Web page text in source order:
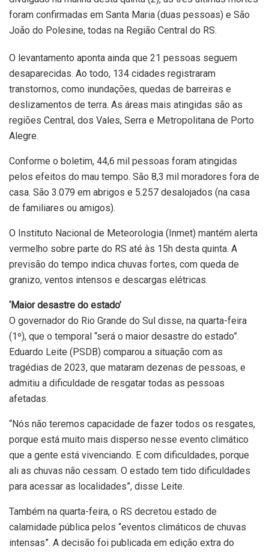
foram confirmadas em Santa Maria (duas pessoas) e São
João do Polesine, todas na Região Central do RS.
O levantamento aponta ainda que 21 pessoas seguem
desaparecidas. Ao todo, 134 cidades registraram
transtornos, como inundações, quedas de barreiras e
deslizamentos de terra. As áreas mais atingidas são as
regiões Central, dos Vales, Serra e Metropolitana de Porto
Alegre.
Conforme o boletim, 44,6 mil pessoas foram atingidas
pelos efeitos do mau tempo. São 8,3 mil moradores fora de
casa. São 3.079 em abrigos e 5.257 desalojados (na casa
de familiares ou amigos).
O Instituto Nacional de Meteorologia (Inmet) mantém alerta
vermelho sobre parte do RS até às 15h desta quinta. A
previsão do tempo indica chuvas fortes, com queda de
granizo, ventos intensos e descargas elétricas.
‘Maior desastre do estado’
O governador do Rio Grande do Sul disse, na quarta-feira
(1º), que o temporal “será o maior desastre do estado”.
Eduardo Leite (PSDB) comparou a situação com as
tragédias de 2023, que mataram dezenas de pessoas, e
admitiu a dificuldade de resgatar todas as pessoas
afetadas.
“Nós não teremos capacidade de fazer todos os resgates,
porque está muito mais disperso nesse evento climático
que a gente está vivenciando. E com dificuldades, porque
ali as chuvas não cessam. O estado tem tido dificuldades
para acessar as localidades”, disse Leite.
Também na quarta-feira, o RS decretou estado de
calamidade pública pelos “eventos climáticos de chuvas
intensas”. A decisão foi publicada em edição extra do